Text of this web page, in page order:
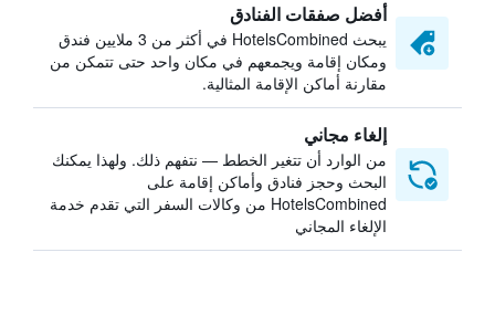
أفضل صفقات الفنادق
يبحث HotelsCombined في أكثر من 3 ملايين فندق
ومكان إقامة ويجمعهم في مكان واحد حتى تتمكن من
مقارنة أماكن الإقامة المثالية.
إلغاء مجاني
من الوارد أن تتغير الخطط — نتفهم ذلك. ولهذا يمكنك
البحث وحجز فنادق وأماكن إقامة على
HotelsCombined من وكالات السفر التي تقدم خدمة
الإلغاء المجاني